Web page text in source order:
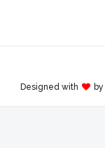
Designed with by